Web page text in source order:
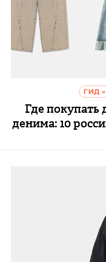
ГИД
Где
денима: 10